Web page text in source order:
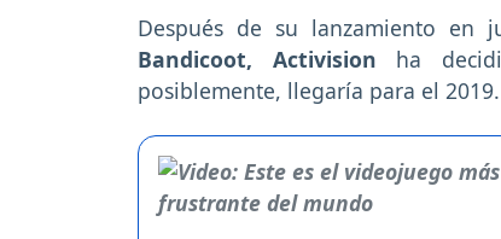
Después de su lanzamiento
Bandicoot, Activision ha
posiblemente, llegaría para el 2019.